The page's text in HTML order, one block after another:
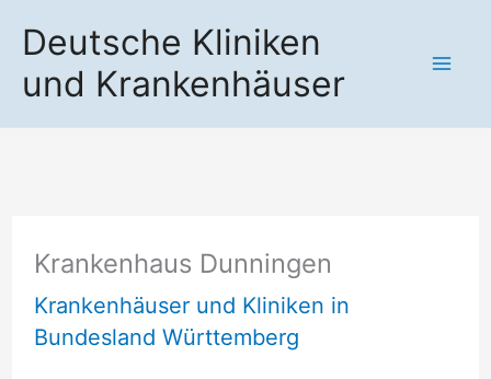
Inhalt
springen
Deutsche Kliniken
und Krankenhäuser
Krankenhaus Dunningen
Krankenhäuser und Kliniken in
Bundesland Württemberg